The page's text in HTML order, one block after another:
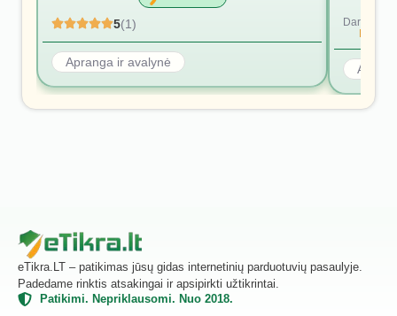
5(1)
Apranga ir avalynė
Dar nėra
eTikra.LT – patikimas jūsų gidas internetinių parduotuvių pasaulyje.
Padedame rinktis atsakingai ir apsipirkti užtikrintai.
Patikimi. Nepriklausomi. Nuo 2018.